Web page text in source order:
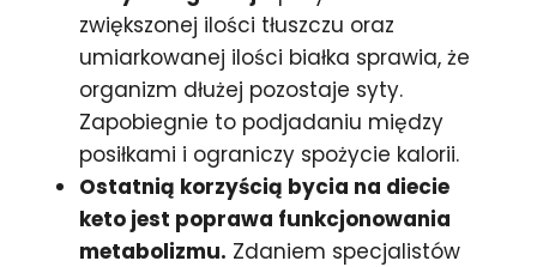
zwiększonej ilości tłuszczu oraz
umiarkowanej ilości białka sprawia, że
organizm dłużej pozostaje syty.
Zapobiegnie to podjadaniu między
posiłkami i ograniczy spożycie kalorii.
Ostatnią korzyścią bycia na diecie
keto jest poprawa funkcjonowania
metabolizmu. Zdaniem specjalistów